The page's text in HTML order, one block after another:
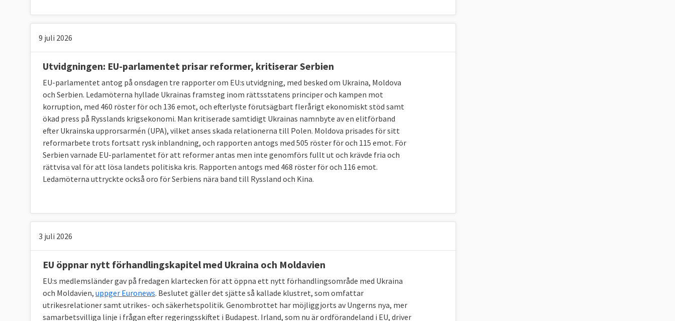
9 juli 2026
Utvidgningen: EU-parlamentet prisar reformer, kritiserar Serbien
EU-parlamentet antog på onsdagen tre rapporter om EU:s utvidgning, med besked om Ukraina, Moldova
och Serbien. Ledamöterna hyllade Ukrainas framsteg inom rättsstatens principer och kampen mot
korruption, med 460 röster för och 136 emot, och efterlyste förutsägbart flerårigt ekonomiskt stöd samt
ökad press på Rysslands krigsekonomi. Man kritiserade samtidigt Ukrainas namnbyte av en elitförband
efter Ukrainska upprorsarmén (UPA), vilket anses skada relationerna till Polen. Moldova prisades för sitt
reformarbete trots fortsatt rysk inblandning, och rapporten antogs med 505 röster för och 115 emot. För
Serbien varnade EU-parlamentet för att reformer antas men inte genomförs fullt ut och krävde fria och
rättvisa val för att lösa landets politiska kris. Rapporten antogs med 468 röster för och 116 emot.
Ledamöterna uttryckte också oro för Serbiens nära band till Ryssland och Kina.
3 juli 2026
EU öppnar nytt förhandlingskapitel med Ukraina och Moldavien
EU:s medlemsländer gav på fredagen klartecken för att öppna ett nytt förhandlingsområde med Ukraina
och Moldavien, uppger Euronews. Beslutet gäller det sjätte så kallade klustret, som omfattar
utrikesrelationer samt utrikes- och säkerhetspolitik. Genombrottet har möjliggjorts av Ungerns nya, mer
samarbetsvilliga linje i frågan efter regeringsskiftet i Budapest. Irland, som nu är ordförandeland i EU, driver